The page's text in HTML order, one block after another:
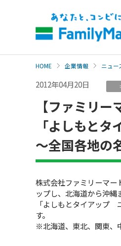
HOME 企業情報 ニュー
2012年04月20日
【ファミリ
「よしもと
〜全国各地の
株式会社ファミリーマー
ップし、北海道から沖
「よしもとタイアップ
す。
※北海道、東北、関東、